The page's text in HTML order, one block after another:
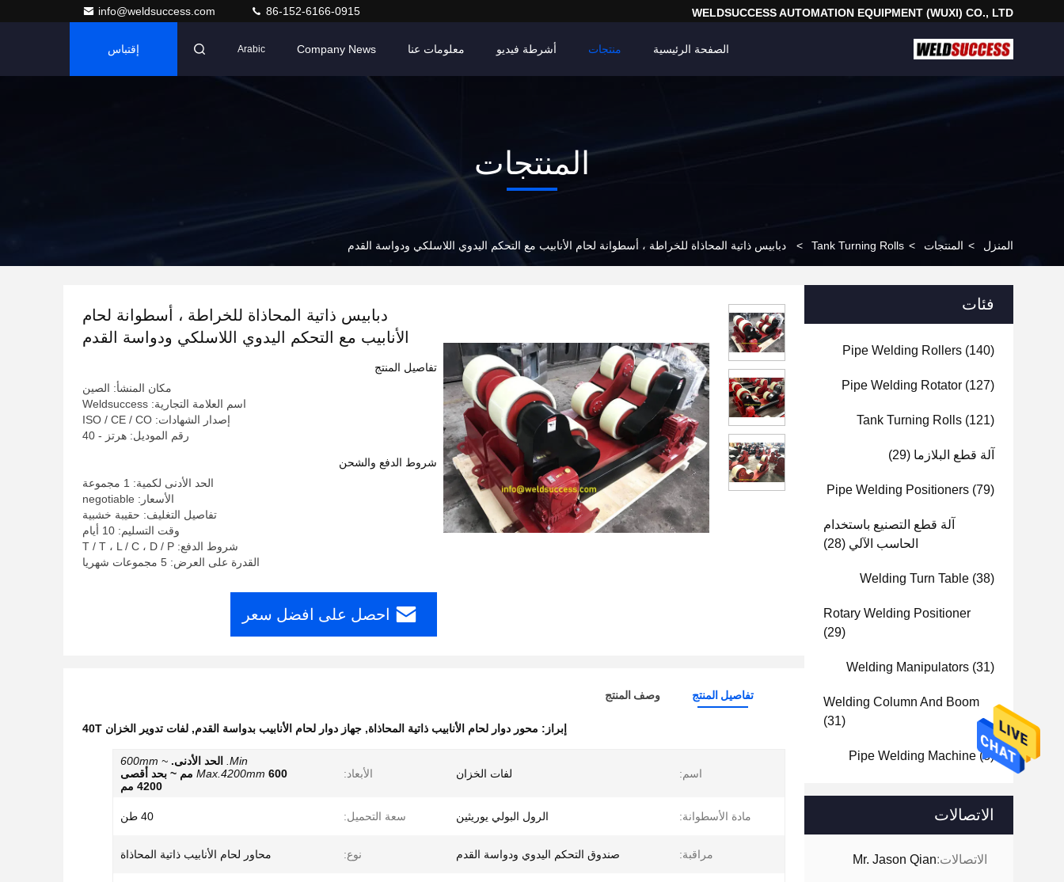
WELDSUCCESS AUTOMATION EQUIPMENT (WUXI) CO., LTD
info@weldsuccess.com 86-152-6166-0915
الصفحة الرئيسية منتجات أشرطة فيديو معلومات عنا Company News
Arabic إقتباس
المنتجات
المنزل > المنتجات >
Tank Turning Rolls
> دبابيس ذاتية المحاذاة للخراطة ، أسطوانة لحام الأنابيب مع التحكم اليدوي اللاسلكي ودواسة القدم
فئات
Pipe Welding Rollers (140)
Pipe Welding Rotator (127)
Tank Turning Rolls (121)
آلة قطع البلازما (29)
Pipe Welding Positioners (79)
آلة قطع التصنيع باستخدام
الحاسب الآلي (28)
Welding Turn Table (38)
Rotary Welding Positioner
(29)
Welding Manipulators (31)
Welding Column And Boom
(31)
Pipe Welding Machine(8)
الاتصالات
الاتصالات:Mr. Jason Qian
دبابيس ذاتية المحاذاة للخراطة ، أسطوانة لحام
الأنابيب مع التحكم اليدوي اللاسلكي ودواسة القدم
تفاصيل المنتج
مكان المنشأ: الصين
اسم العلامة التجارية: Weldsuccess
إصدار الشهادات: ISO / CE / CO
رقم الموديل: هرتز - 40
شروط الدفع والشحن
الحد الأدنى لكمية: 1 مجموعة
الأسعار: negotiable
تفاصيل التغليف: حقيبة خشبية
وقت التسليم: 10 أيام
شروط الدفع: T / T ، L / C ، D / P
القدرة على العرض: 5 مجموعات شهريا
احصل على افضل سعر
تفاصيل المنتج وصف المنتج
إبراز: محور دوار لحام الأنابيب ذاتية المحاذاة, جهاز دوار لحام الأنابيب بدواسة القدم, لفات تدوير الخزان 40T
اسم: لفات الخزان الأبعاد:
Min. الحد الأدنى. 600mm ~
Max.4200mm 600 مم ~ بحد أقصى
4200 مم
مادة الأسطوانة: الرول البولي يوريثين سعة التحميل: 40 طن
مراقبة: صندوق التحكم اليدوي ودواسة القدم نوع: محاور لحام الأنابيب ذاتية المحاذاة